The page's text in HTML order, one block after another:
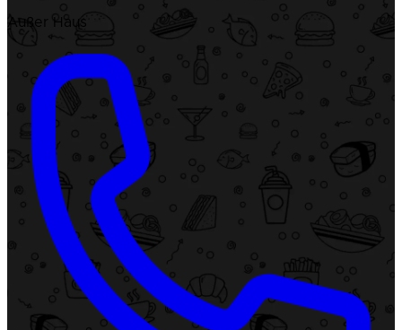
Außer Haus